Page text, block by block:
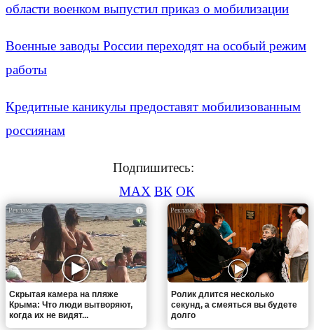
области военком выпустил приказ о мобилизации
Военные заводы России переходят на особый режим
работы
Кредитные каникулы предоставят мобилизованным
россиянам
Подпишитесь:
MAX ВК ОК
i
Скрытая камера на пляже
Крыма: Что люди вытворяют,
когда их не видят...
i
Ролик длится несколько
секунд, а смеяться вы будете
долго